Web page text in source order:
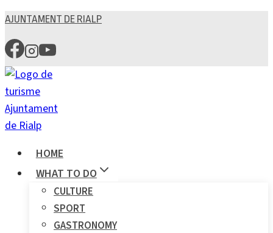
Skip
to
content
AJUNTAMENT DE RIALP
HOME
WHAT TO DO
CULTURE
SPORT
GASTRONOMY